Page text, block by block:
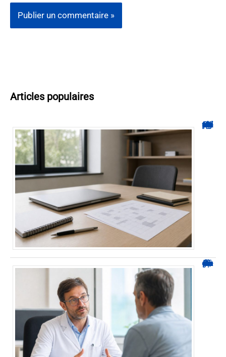
Articles populaires
Hyperplanning INSA CVL : comment suivre votre planning ?
Durée d’arrêt après un stent : des repères, pas une règle fixe